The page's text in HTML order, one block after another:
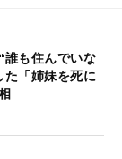
誰も住んでいな
「姉妹を死に